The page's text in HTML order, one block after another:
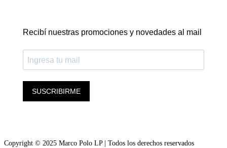
Recibí nuestras promociones y novedades al mail
SUSCRIBIRME
Copyright © 2025 Marco Polo LP | Todos los derechos reservados